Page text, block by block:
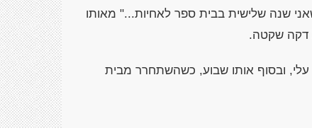
שנה שלישית בבית ספר לאחיות..." מאותו
דקה שקטה.
עלי, ובסוף אותו שבוע, כשהשתחרר מבית